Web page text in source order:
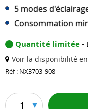
5 modes
Consommation
Quantité limitée -
Voir la disponibilité
Réf : NX3703-908
1